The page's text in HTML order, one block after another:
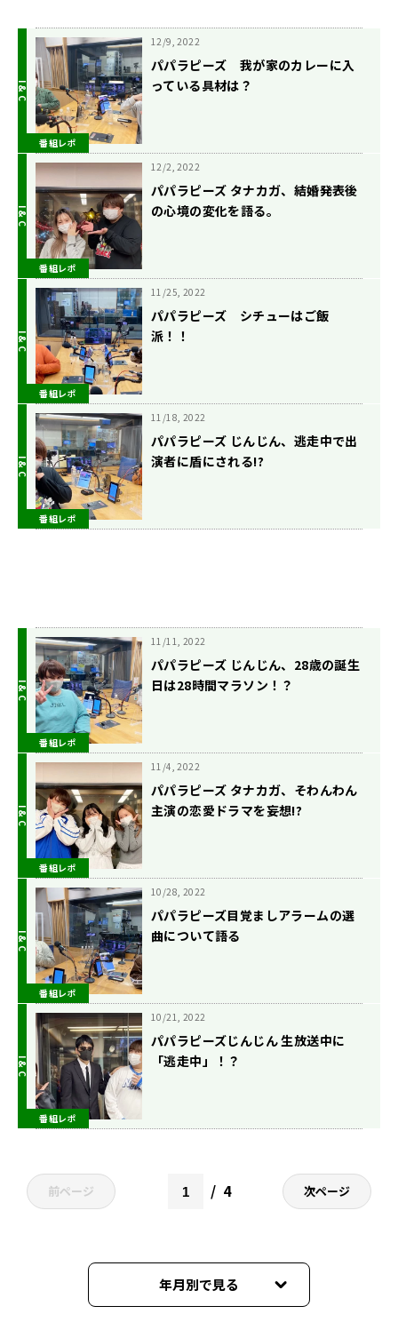
番組レポ
12/9, 2022
パパラピーズ 我が家のカレーに入
っている具材は？
番組レポ
12/2, 2022
パパラピーズ タナカガ、結婚発表後
の心境の変化を語る。
番組レポ
11/25, 2022
パパラピーズ シチューはご飯
派！！
番組レポ
11/18, 2022
パパラピーズ じんじん、逃走中で出
演者に盾にされる!?
番組レポ
11/11, 2022
パパラピーズ じんじん、28歳の誕生
日は28時間マラソン！？
番組レポ
11/4, 2022
パパラピーズ タナカガ、そわんわん
主演の恋愛ドラマを妄想!?
番組レポ
10/28, 2022
パパラピーズ目覚ましアラームの選
曲について語る
番組レポ
10/21, 2022
パパラピーズじんじん 生放送中に
「逃走中」！？
前ページ 4 次ページ
年月別で見る